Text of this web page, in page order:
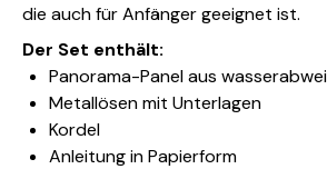
die auch für Anfänger geeignet ist.
Der Set enthält:
Panorama-Panel aus
Metallösen mit Unterlagen
Kordel
Anleitung in Papierform